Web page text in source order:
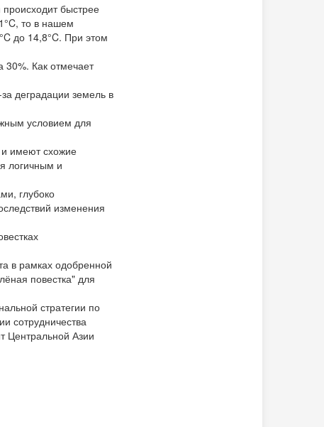
быстрее
то в нашем
до 14,8°C. При этом
30%. Как отмечает
деградации земель в
условием для
и имеют схожие
логичным и
глубоко
изменения
в рамках одобренной
повестка" для
стратегии по
сотрудничества
Центральной Азии